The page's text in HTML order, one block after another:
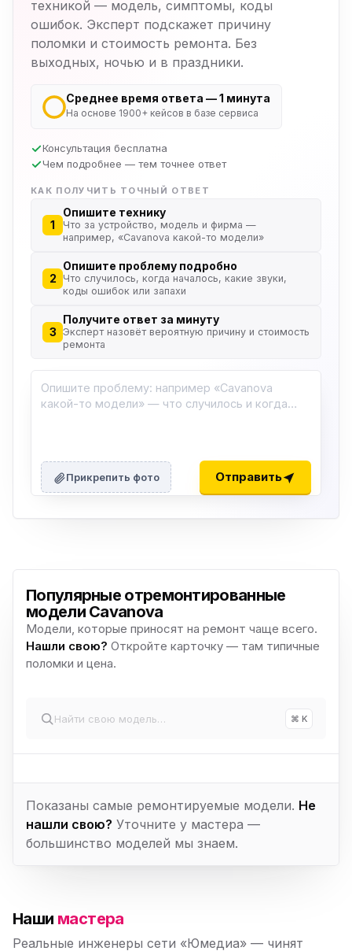
техникой — модель, симптомы, коды
ошибок. Эксперт подскажет причину
поломки и стоимость ремонта. Без
выходных, ночью и в праздники.
Среднее время ответа — 1 минута
На основе 1900+ кейсов в базе сервиса
Консультация бесплатна
Чем подробнее — тем точнее ответ
КАК ПОЛУЧИТЬ ТОЧНЫЙ ОТВЕТ
1
Опишите технику
Что за устройство, модель и фирма —
например, «Cavanova какой-то модели»
2
Опишите проблему подробно
Что случилось, когда началось, какие звуки,
коды ошибок или запахи
3
Получите ответ за минуту
Эксперт назовёт вероятную причину и стоимость
ремонта
Прикрепить фото Отправить
Популярные отремонтированные
модели Cavanova
Модели, которые приносят на ремонт чаще всего.
Нашли свою? Откройте карточку — там типичные
поломки и цена.
⌘ K
Показаны самые ремонтируемые модели. Не
нашли свою? Уточните у мастера —
большинство моделей мы знаем.
Наши мастера
Реальные инженеры сети «Юмедиа» — чинят